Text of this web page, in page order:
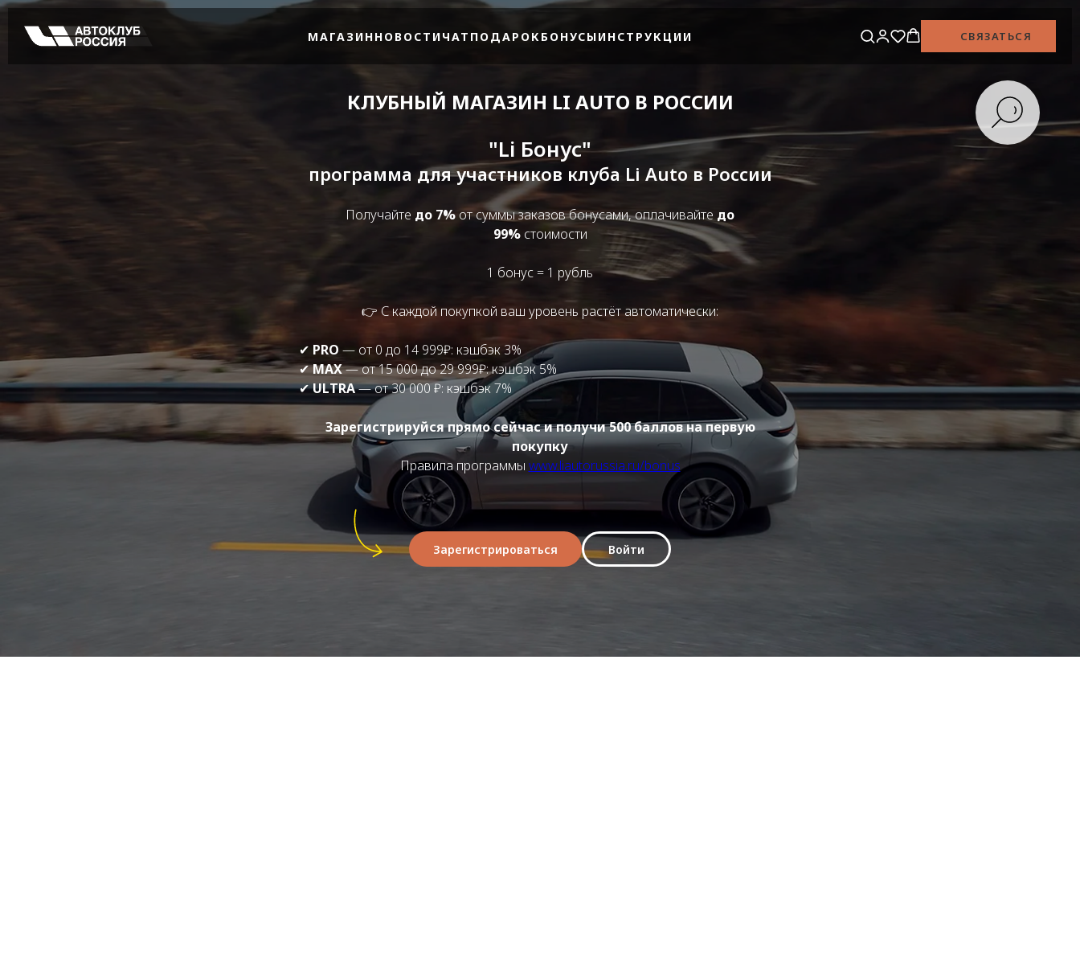
МАГАЗИННОВОСТИЧАТ ПОДАРОК БОНУСЫИНСТРУКЦИИ СВЯЗАТЬСЯ
КЛУБНЫЙ МАГАЗИН LI AUTO В РОССИИ
"Li Бонус"
программа для участников клуба Li Auto в России
Получайте до 7% от суммы заказов бонусами, оплачивайте до
99%стоимости
1 бонус = 1 рубль
👉 С каждой покупкой ваш уровень растёт автоматически:
✔ PRO — от 0 до 14 999₽: кэшбэк 3%
✔MAX— от 15 000 до 29 999₽: кэшбэк 5%
✔ULTRA— от 30 000 ₽: кэшбэк 7%
Зарегистрируйся прямо сейчас и получи 500 баллов на первую
покупку
Правила программы www.liautorussia.ru/bonus
Зарегистрироваться Войти